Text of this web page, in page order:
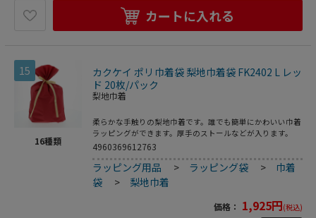
カートに入れる
15
16種類
カクケイ ポリ巾着袋 梨地巾着袋 FK2402 L レッ
ド 20枚/パック
梨地巾着
柔らかな手触りの梨地巾着です。誰でも簡単にかわいい巾着
ラッピングができます。厚手のストールなどが入ります。
4960369612763
ラッピング用品 > ラッピング袋 > 巾着
袋
> 梨地巾着
価格： 1,925円(税込)